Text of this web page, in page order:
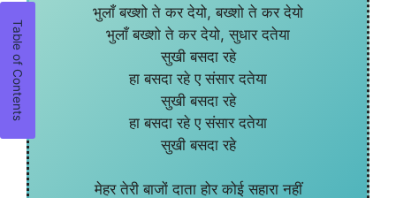
भुलाँ बख्शो ते कर देयो, बख्शो ते कर देयो
भुलाँ बख्शो ते कर देयो, सुधार दतेया
सुखी बसदा रहे
हा बसदा रहे ए संसार दतेया
सुखी बसदा रहे
हा बसदा रहे ए संसार दतेया
सुखी बसदा रहे
मेहर तेरी बाजों दाता होर कोई सहारा नहीं